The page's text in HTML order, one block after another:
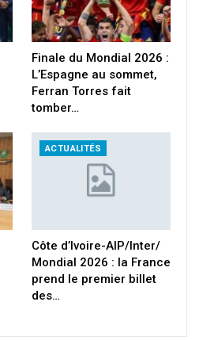
Finale du Mondial 2026 :
L’Espagne au sommet,
Ferran Torres fait
tomber…
ACTUALITÉS
Côte d’Ivoire-AIP/Inter/
Mondial 2026 : la France
prend le premier billet
des…